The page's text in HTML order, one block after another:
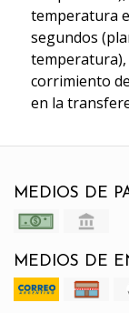
temperatura
segundos
corrimiento
en la
MEDIOS DE
MEDIOS DE